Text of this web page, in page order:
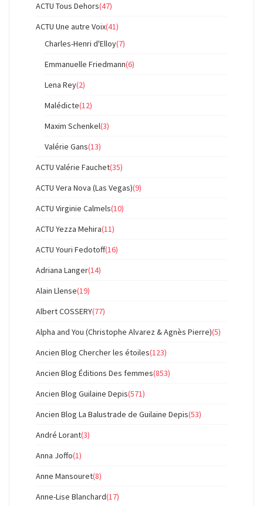
ACTU Tous Dehors(47)
ACTU Une autre Voix(41)
Charles-Henri d'Elloy(7)
Emmanuelle Friedmann(6)
Lena Rey(2)
Malédicte(12)
Maxim Schenkel(3)
Valérie Gans(13)
ACTU Valérie Fauchet(35)
ACTU Vera Nova (Las Vegas)(9)
ACTU Virginie Calmels(10)
ACTU Yezza Mehira(11)
ACTU Youri Fedotoff(16)
Adriana Langer(14)
Alain Llense(19)
Albert COSSERY(77)
Alpha and You (Christophe Alvarez & Agnès Pierre)(5)
Ancien Blog Chercher les étoiles(123)
Ancien Blog Éditions Des femmes(853)
Ancien Blog Guilaine Depis(571)
Ancien Blog La Balustrade de Guilaine Depis(53)
André Lorant(3)
Anna Joffo(1)
Anne Mansouret(8)
Anne-Lise Blanchard(17)